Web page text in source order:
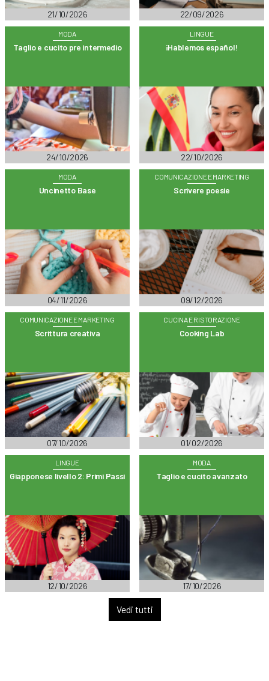
21/10/2026 22/09/2026
MODA
Taglio e cucito pre intermedio
24/10/2026
LINGUE
¡Hablemos español!
22/10/2026
MODA
Uncinetto Base
04/11/2026
COMUNICAZIONE E MARKETING
Scrivere poesie
09/12/2026
COMUNICAZIONE E MARKETING
Scrittura creativa
07/10/2026
CUCINA E RISTORAZIONE
Cooking Lab
01/02/2026
LINGUE
Giapponese livello 2: Primi Passi
12/10/2026
MODA
Taglio e cucito avanzato
17/10/2026
Vedi tutti